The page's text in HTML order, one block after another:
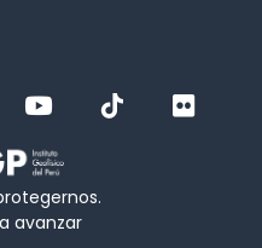
avanzar